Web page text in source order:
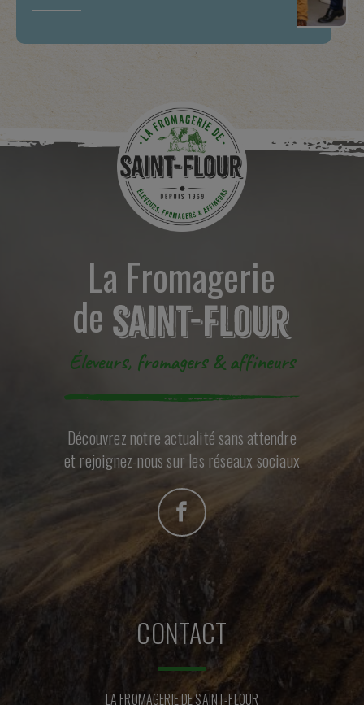
La Fromagerie
de
Éleveurs, fromagers & affineurs
Découvrez notre actualité sans attendre
et rejoignez-nous sur les réseaux sociaux
CONTACT
LA FROMAGERIE DE SAINT-FLOUR